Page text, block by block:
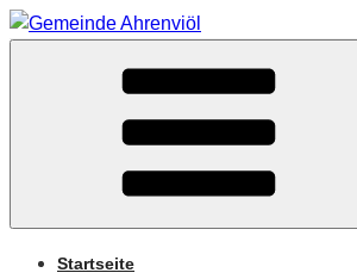
Zum
GEMEINDE
Startseite